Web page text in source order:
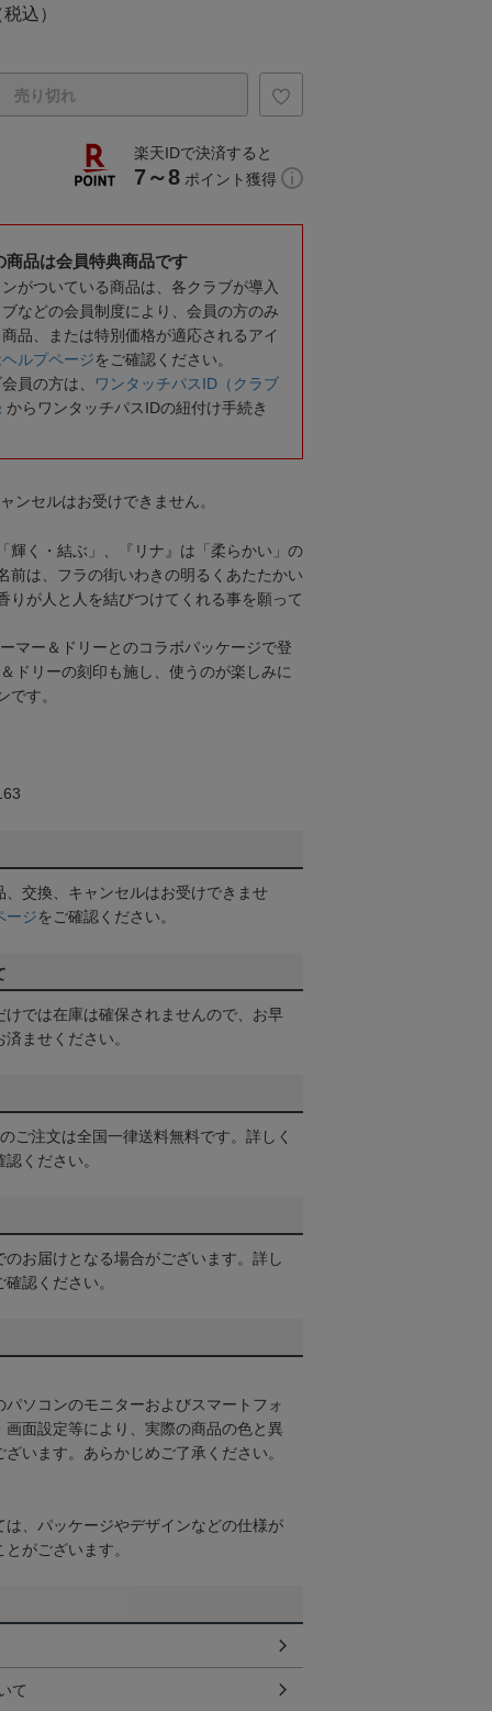
込）
売り切れ
楽天IDで決済すると
7～8 ポイント獲得
商品は会員特典商品です
がついている商品は、各クラブが導入
などの会員制度により、会員の方のみ
品、または特別価格が適応されるアイ
ヘルプページをご確認ください。
員の方は、
ワンタッチパスID（クラブ
からワンタッチパスIDの紐付け手続き
ンセルはお受けできません。
輝く・結ぶ」、『リナ』は「柔らかい」の
前は、フラの街いわきの明るくあたたかい
りが人と人を結びつけてくれる事を願って
マー＆ドリーとのコラボパッケージで登
ドリーの刻印も施し、使うのが楽しみに
です。
交換、キャンセルはお受けできませ
ージをご確認ください。
けでは在庫は確保されませんので、お早
ませください。
ご注文は全国一律送料無料です。詳しく
認ください。
お届けとなる場合がございます。詳し
確認ください。
ソコンのモニターおよびスマートフォ
画面設定等により、実際の商品の色と異
います。あらかじめご了承ください。
は、パッケージやデザインなどの仕様が
がございます。
て